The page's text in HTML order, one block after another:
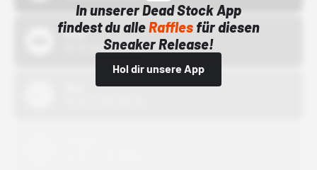
In unserer Dead Stock App
findest du alleRafflesfür diesen
Sneaker Release!
Hol dir unsere App
Bstn
01.10.22 00:00 Uhr